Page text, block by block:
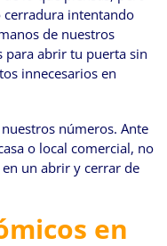
cerradura intentando
de nuestros
para abrir tu puerta sin
innecesarios en
números. Ante
o local comercial, no
un abrir y cerrar de
en